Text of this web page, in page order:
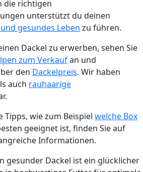
die richtigen
unterstützt du deinen
gesundes Leben zu führen.
Dackel zu erwerben, sehen Sie
zum Verkaufan und
den Dackelpreis. Wir haben
auch rauhaarige
wie zum Beispiel welche Box
geeignet ist, finden Sie auf
Informationen.
gesunder Dackel ist ein glücklicher